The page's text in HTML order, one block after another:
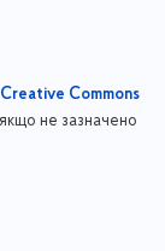
Creative Commons
не зазначено